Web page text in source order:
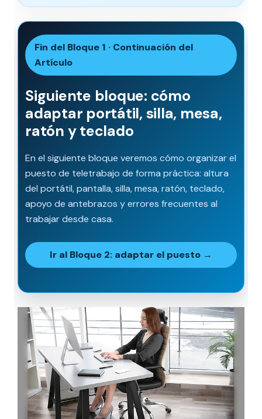
Fin del Bloque 1 · Continuación del
Artículo
Siguiente bloque: cómo
adaptar portátil, silla, mesa,
ratón y teclado
En el siguiente bloque veremos cómo organizar el
puesto de teletrabajo de forma práctica: altura
del portátil, pantalla, silla, mesa, ratón, teclado,
apoyo de antebrazos y errores frecuentes al
trabajar desde casa.
Ir al Bloque 2: adaptar el puesto →